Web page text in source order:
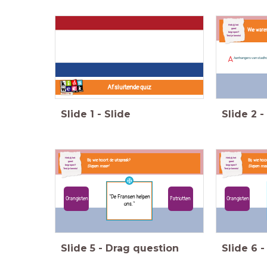
Afsluitende quiz
Slide 1 - Slide
Heb jij het
goed
begrepen?
Test je kennis!
Wie
A Aanhangers van
Slide 2 -
Bij wie hoort de uitspraak?
Slepen maar!
Heb jij het
goed
begrepen?
Test je kennis!
Orangisten Patriotten
"De Fransen helpen
ons."
Slide 5 - Drag question
Bij wie
Slepen
Heb jij het
goed
begrepen?
Test je kennis!
Orangisten
Slide 6 -